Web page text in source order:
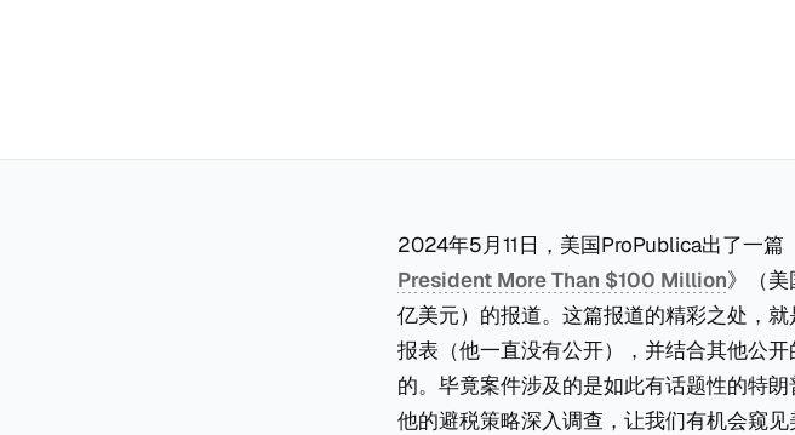
2024年5月11日，美国ProPublica出了一篇
President More Than $100 Million》（美
亿美元）的报道。这篇报道的精彩之处，
报表（他一直没有公开），并结合其他公
的。毕竟案件涉及的是如此有话题性的特
他的避税策略深入调查，让我们有机会窥见